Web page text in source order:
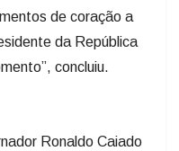
de coração a
da República
concluiu.
Ronaldo Caiado